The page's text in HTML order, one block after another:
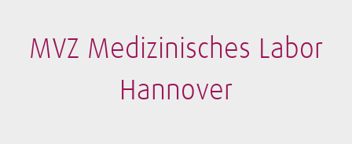
MVZ Medizinisches Labor
Hannover